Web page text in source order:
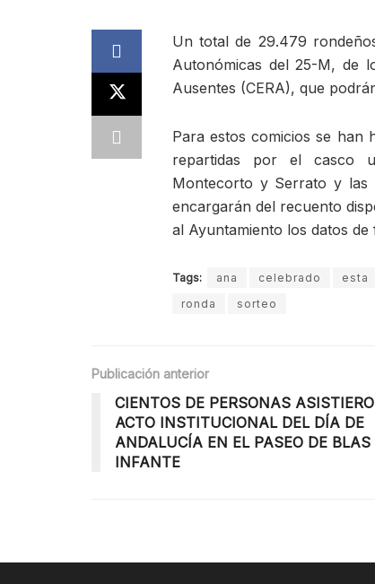
Un total de 29.479
Autonómicas del 25-M, de
Ausentes (CERA), que
Para estos comicios se han
repartidas por el casco
Montecorto y Serrato y las
encargarán del recuento
al Ayuntamiento los datos de
Tags: ana celebrado esta
ronda
sorteo
Publicación anterior
CIENTOS DE PERSONAS
ACTO INSTITUCIONAL DEL DÍA DE
ANDALUCÍA EN EL PASEO DE BLAS
INFANTE